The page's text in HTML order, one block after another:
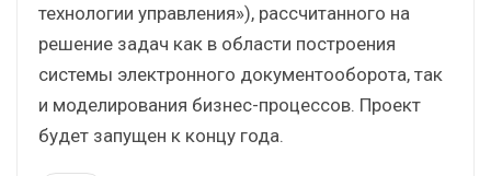
технологии управления»), рассчитанного на
решение задач как в области построения
системы электронного документооборота, так
и моделирования бизнес-процессов. Проект
будет запущен к концу года.